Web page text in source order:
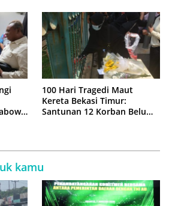
100 Hari Tragedi Maut
Kereta Bekasi Timur:
Santunan 12 Korban Belum
kamu